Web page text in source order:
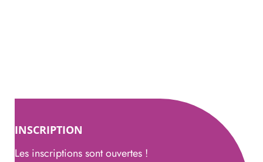
INSCRIPTION
Les inscriptions sont ouvertes !